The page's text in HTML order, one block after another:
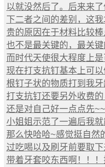
以就没然后了。后来来
下二者之间的差别，这
贵的原因在于材料比较
也不是最关键的，最关
而时代天使很大程度上
现在打支抗钉基本上可
根钉子状的物质打到我
打支抗钉还要另外收费
还是对自己好一点点先
小姐姐示范了一遍后我
那么快哈哈~感觉挺自然
过吃喝以及刷牙前要取
带着牙套咬东西啊！！